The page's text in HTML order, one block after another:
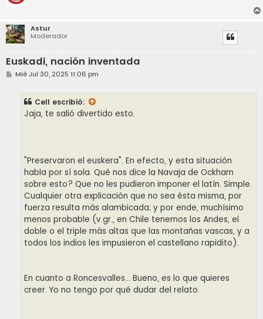
Astur
Moderador
Euskadi, nación inventada
M
Mié Jul 30, 2025 11:06 pm
Cell escribió:
Jaja, te salió divertido esto.
"Preservaron el euskera". En efecto, y esta situación
habla por sí sola. Qué nos dice la Navaja de Ockham
sobre esto? Que no les pudieron imponer el latín. Simple.
Cualquier otra explicación que no sea ésta misma, por
fuerza resulta más alambicada; y por ende, muchísimo
menos probable (v.gr., en Chile tenemos los Andes, el
doble o el triple más altas que las montañas vascas, y a
todos los indios les impusieron el castellano rapidito).
En cuanto a Roncesvalles... Bueno, es lo que quieres
creer. Yo no tengo por qué dudar del relato.